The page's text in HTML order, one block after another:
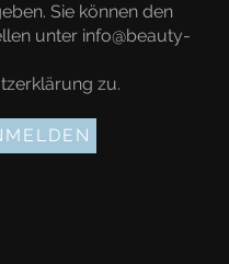
Sie können den
unter info@beauty-
zu.